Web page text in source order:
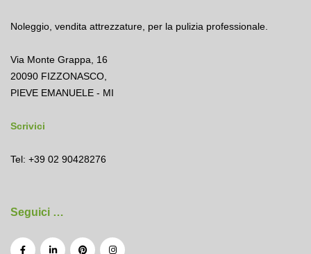
Noleggio vendita attrezzature per la pulizia professionale.
Via Monte Grappa, 16
20090 FIZZONASCO,
PIEVE EMANUELE - MI
Scrivici
Tel: +39 02 90428276
Seguici …